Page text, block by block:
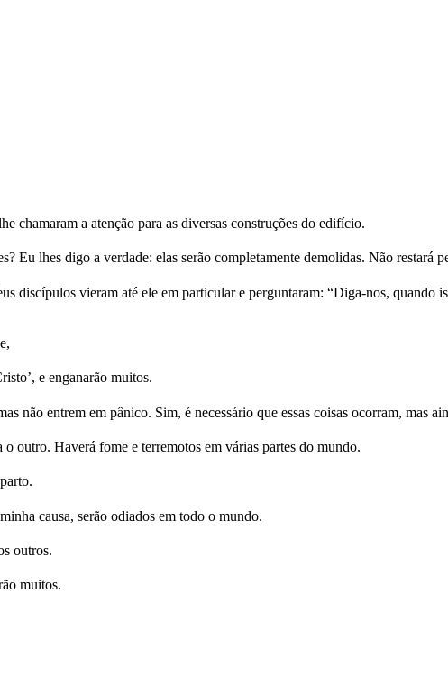
chamaram a atenção para as diversas construções do edifício.
Eu lhes digo a verdade: elas serão completamente demolidas. Não restará
discípulos vieram até ele em particular e perguntaram: “Diga-nos,
e enganarão muitos.
não entrem em pânico. Sim, é necessário que essas coisas ocorram, mas
outro. Haverá fome e terremotos em várias partes do mundo.
causa, serão odiados em todo o mundo.
outros.
muitos.